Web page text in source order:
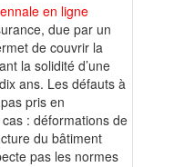
en ligne
due par un
de couvrir la
la solidité d’une
ans. Les défauts à
pris en
: déformations de
du bâtiment
pas les normes